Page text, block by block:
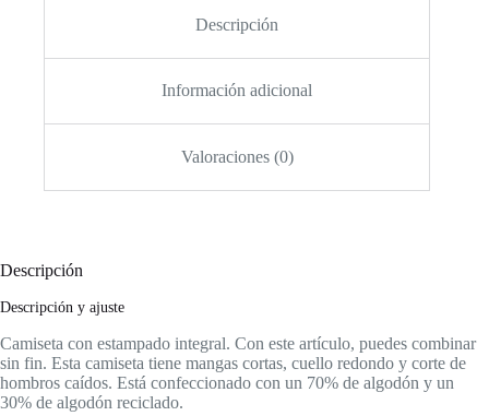
Descripción
Información adicional
Valoraciones (0)
Descripción
Descripción y ajuste
Camiseta con estampado integral. Con este artículo, puedes combinar
sin fin. Esta camiseta tiene mangas cortas, cuello redondo y corte de
hombros caídos. Está confeccionado con un 70% de algodón y un
30% de algodón reciclado.